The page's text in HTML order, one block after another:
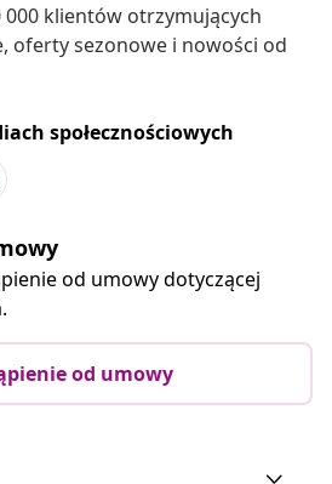
000 klientów otrzymujących
oferty sezonowe i nowości od
społecznościowych
od umowy dotyczącej
od umowy